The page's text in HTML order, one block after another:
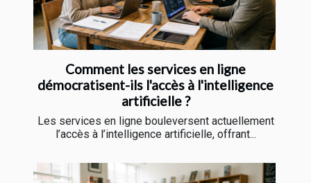
Comment les services en ligne
démocratisent-ils l'accès à l'intelligence
artificielle ?
Les services en ligne bouleversent actuellement
l’accès à l’intelligence artificielle, offrant...